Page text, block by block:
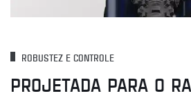
ROBUSTEZ E CONTROLE
PROJETADA PARA O